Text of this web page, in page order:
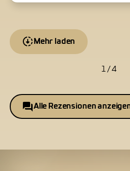
Mehr laden
1 / 4
Alle Rezensionen